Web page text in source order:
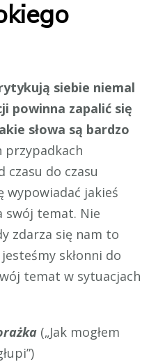
siebie niemal
powinna zapalić się
słowa są bardzo
przypadkach
czasu do czasu
wypowiadać jakieś
swój temat. Nie
zdarza się nam to
skłonni do
temat w sytuacjach
(„Jak mogłem